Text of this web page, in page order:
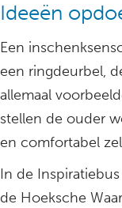
Ideeën
Een
een ringdeurbel,
allemaal
stellen de ouder
en comfortabel
In de
de Hoeksche